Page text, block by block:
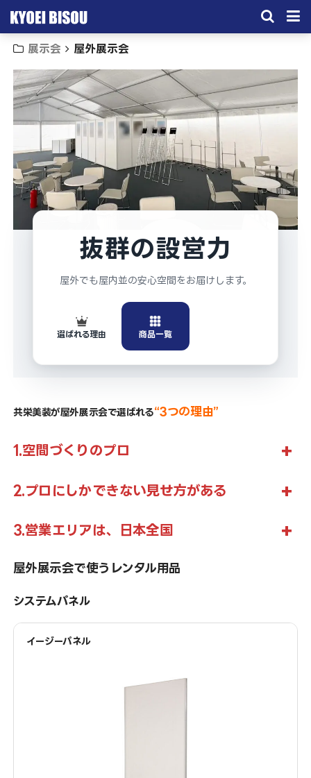
サービス
取引実績
施工実績
会社概要
お問い合わせ
展示会 屋外展示会
抜群の設営力
屋外でも屋内並の安心空間をお届けします。
選ばれる理由 商品一覧
共栄美装が屋外展示会で選ばれる“3つの理由”
1.空間づくりのプロ +
2.プロにしかできない見せ方がある +
3.営業エリアは、日本全国 +
屋外展示会で使うレンタル用品
システムパネル
イージーパネル